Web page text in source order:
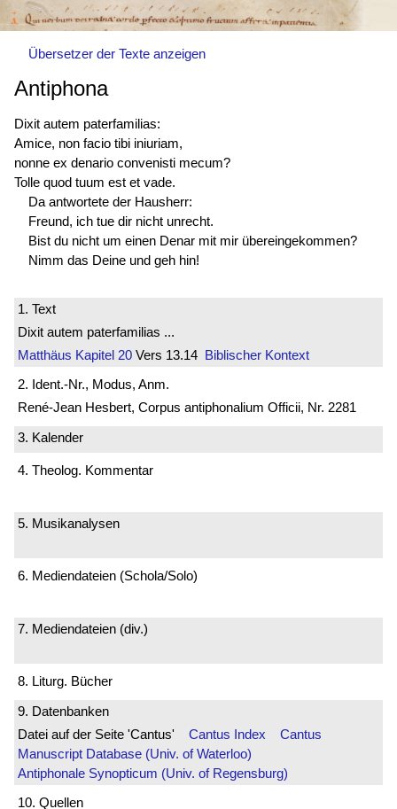
Übersetzer der Texte anzeigen
Antiphona
Dixit autem paterfamilias:
Amice, non facio tibi iniuriam,
nonne ex denario convenisti mecum?
Tolle quod tuum est et vade.
Da antwortete der Hausherr:
Freund, ich tue dir nicht unrecht.
Bist du nicht um einen Denar mit mir übereingekommen?
Nimm das Deine und geh hin!
1. Text
Dixit autem paterfamilias ...
Matthäus Kapitel 20 Vers 13.14 Biblischer Kontext
2. Ident.-Nr., Modus, Anm.
René-Jean Hesbert, Corpus antiphonalium Officii, Nr. 2281
3. Kalender
4. Theolog. Kommentar
5. Musikanalysen
6. Mediendateien (Schola/Solo)
7. Mediendateien (div.)
8. Liturg. Bücher
9. Datenbanken
Datei auf der Seite 'Cantus' Cantus Index
Cantus
Manuscript Database (Univ. of Waterloo)
Antiphonale Synopticum (Univ. of Regensburg)
10. Quellen